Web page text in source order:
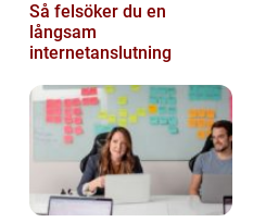
Så felsöker du en
långsam
internetanslutning